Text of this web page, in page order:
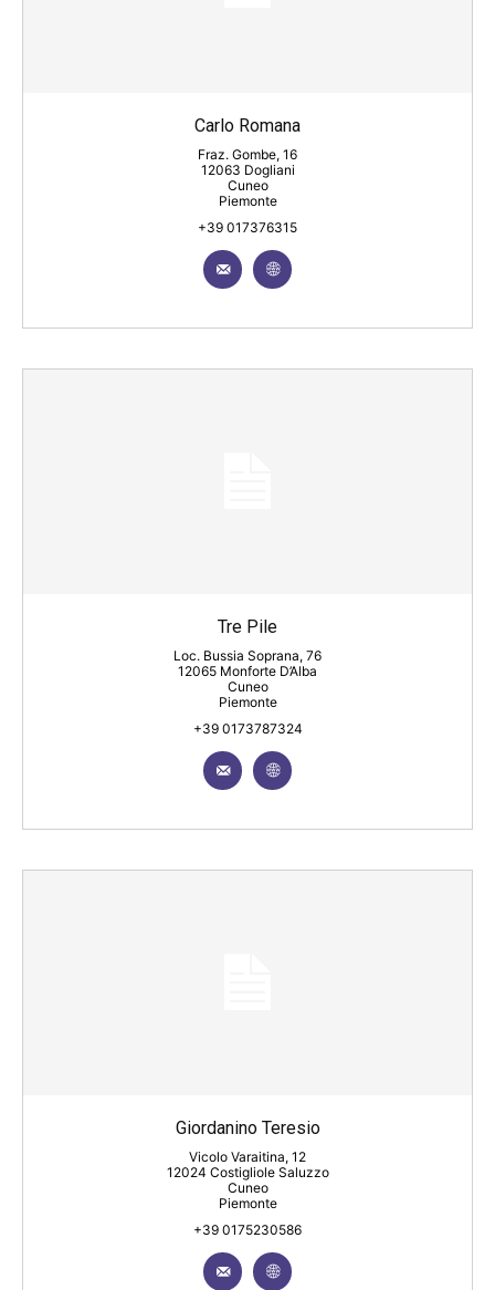
Carlo Romana
Fraz. Gombe, 16
12063 Dogliani
Cuneo
Piemonte
+39 017376315
Tre Pile
Loc. Bussia Soprana, 76
12065 Monforte D’Alba
Cuneo
Piemonte
+39 0173787324
Giordanino Teresio
Vicolo Varaitina, 12
12024 Costigliole Saluzzo
Cuneo
Piemonte
+39 0175230586